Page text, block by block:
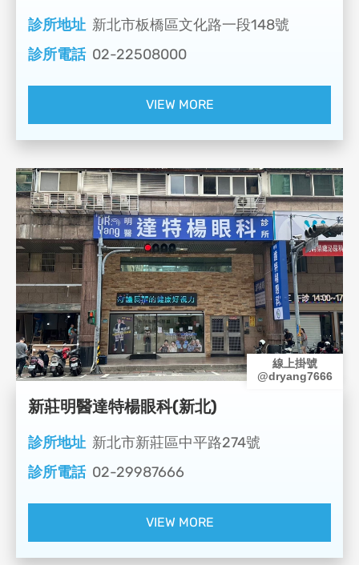
診所地址 新北市板橋區文化路一段148號
診所電話 02-22508000
VIEW MORE
新莊明醫達特楊眼科(新北)
診所地址 新北市新莊區中平路274號
診所電話 02-29987666
VIEW MORE
線上掛號
@dryang7666